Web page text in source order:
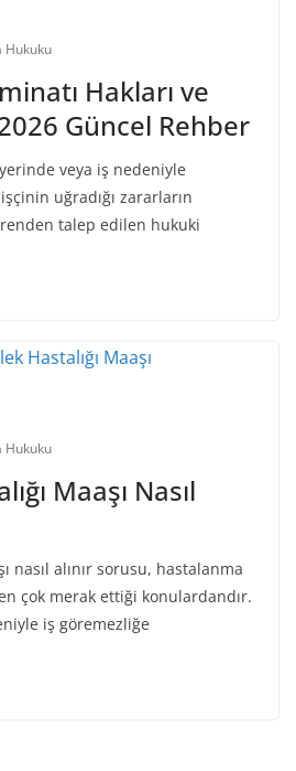
Hukuku
Hakları ve
Güncel Rehber
veya iş nedeniyle
uğradığı zararların
talep edilen hukuki
Hukuku
Maaşı Nasıl
nasıl alınır sorusu, hastalanma
çok merak ettiği konulardandır.
iş göremezliğe